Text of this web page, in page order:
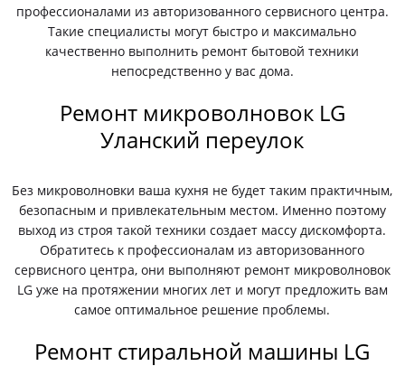
профессионалами из авторизованного сервисного центра.
Такие специалисты могут быстро и максимально
качественно выполнить ремонт бытовой техники
непосредственно у вас дома.
Ремонт микроволновок LG
Уланский переулок
Без микроволновки ваша кухня не будет таким практичным,
безопасным и привлекательным местом. Именно поэтому
выход из строя такой техники создает массу дискомфорта.
Обратитесь к профессионалам из авторизованного
сервисного центра, они выполняют ремонт микроволновок
LG уже на протяжении многих лет и могут предложить вам
самое оптимальное решение проблемы.
Ремонт стиральной машины LG